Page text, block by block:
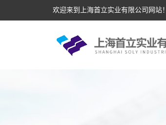
欢迎来到上海首立实业有限公司网站！